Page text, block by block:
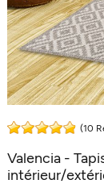
(10
Valencia -
intérieur/